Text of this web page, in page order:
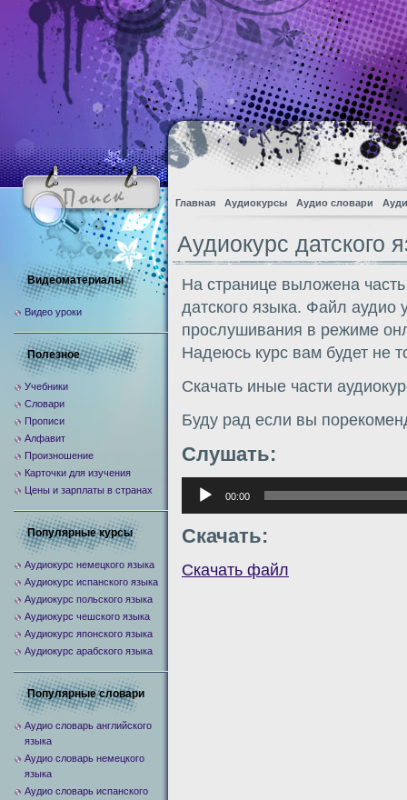
Главная Аудиокурсы Аудио словари
Аудиокурс датского
На странице выложена
датского языка. Файл аудио
прослушивания в режиме
Надеюсь курс вам будет не
Скачать иные части
Буду рад если вы
Слушать:
Аудиоплеер
00:00
Скачать:
Скачать файл
Видеоматериалы
Видео уроки
Полезное
Учебники
Словари
Прописи
Алфавит
Произношение
Карточки для изучения
Цены и зарплаты в странах
Популярные курсы
Аудиокурс немецкого языка
Аудиокурс испанского языка
Аудиокурс польского языка
Аудиокурс чешского языка
Аудиокурс японского языка
Аудиокурс арабского языка
Популярные словари
Аудио словарь английского
языка
Аудио словарь немецкого
языка
Аудио словарь испанского